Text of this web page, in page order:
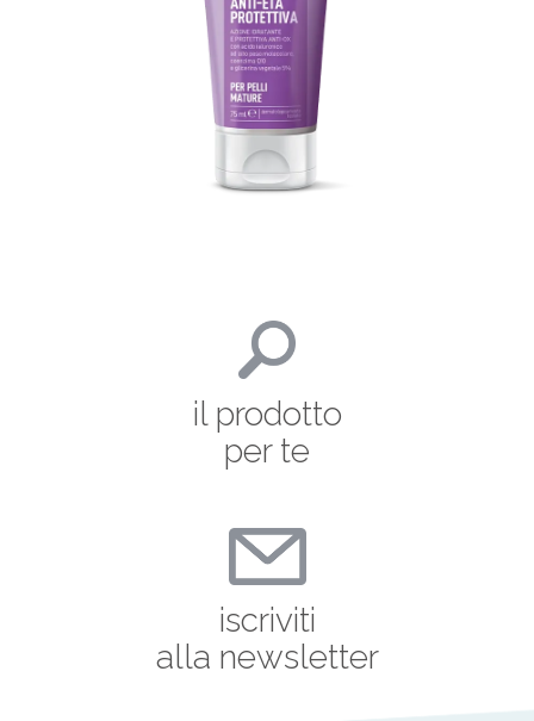
il prodotto
per te
iscriviti
alla newsletter